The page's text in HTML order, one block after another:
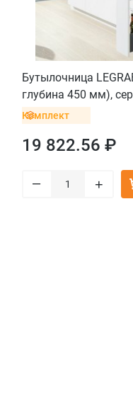
Бутылочница
глубина 450 мм),
Комплект
19 822.56 ₽
– +